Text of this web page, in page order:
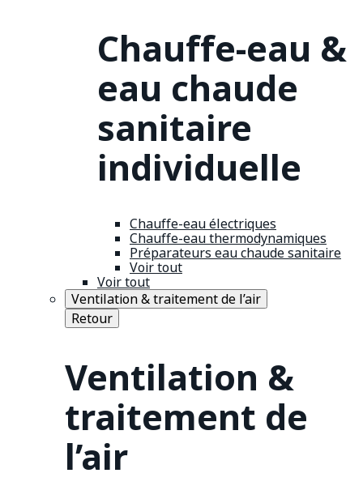
Chauffe-eau &
eau chaude
sanitaire
individuelle
Chauffe-eau électriques
Chauffe-eau thermodynamiques
Préparateurs eau chaude sanitaire
Voir tout
Voir tout
Ventilation & traitement de l’air
Retour
Ventilation &
traitement de
l’air